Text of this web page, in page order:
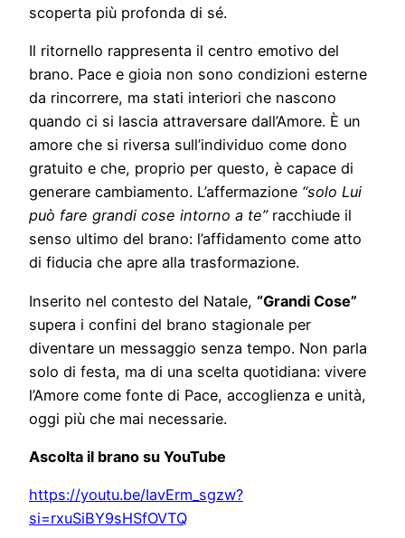
scoperta più profonda di sé.
Il ritornello rappresenta il centro emotivo del
brano. Pace e gioia non sono condizioni esterne
da rincorrere, ma stati interiori che nascono
quando ci si lascia attraversare dall’Amore. È un
amore che si riversa sull’individuo come dono
gratuito e che, proprio per questo, è capace di
generare cambiamento. L’affermazione “solo Lui
può fare grandi cose intorno a te”racchiude il
senso ultimo del brano: l’affidamento come atto
di fiducia che apre alla trasformazione.
Inserito nel contesto del Natale, “Grandi Cose”
supera i confini del brano stagionale per
diventare un messaggio senza tempo. Non parla
solo di festa, ma di una scelta quotidiana: vivere
l’Amore come fonte di Pace, accoglienza e unità,
oggi più che mai necessarie.
Ascolta il brano su YouTube
https://youtu.be/IavErm_sgzw?
si=rxuSiBY9sHSfOVTQ